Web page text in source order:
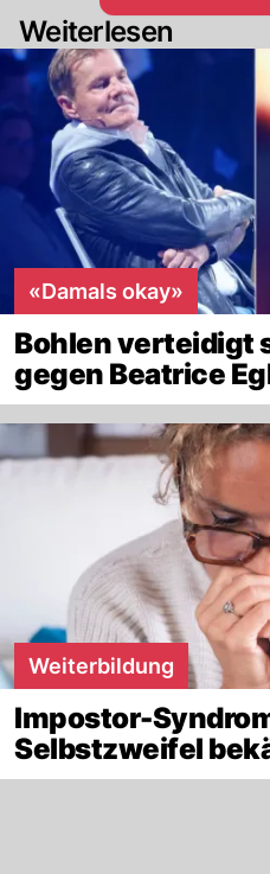
Weiterlesen
«Damals okay»
Bohlen verteidigt
gegen Beatrice
Weiterbildung
Impostor-
Selbstzweifel